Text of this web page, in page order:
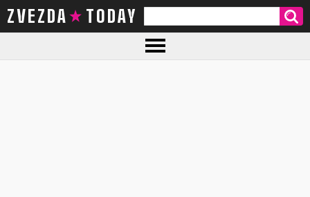
ZVEZDA TODAY